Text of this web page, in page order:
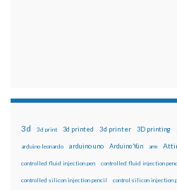
3d 3d print 3d printed 3d printer 3D printing
arduino leonardo arduino uno Arduino Yún arm
controlled fluid injection pen controlled fluid injection
controlled silicon injection pencil control silicon injection